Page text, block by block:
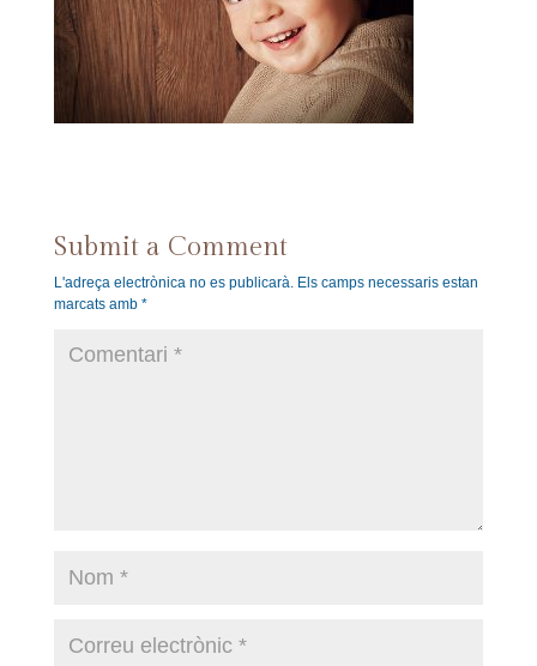
Submit a Comment
L'adreça electrònica no es publicarà. Els camps necessaris estan
marcats amb *